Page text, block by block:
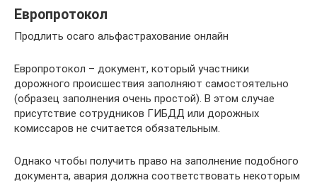
Европротокол
Продлить осаго альфастрахование онлайн
Европротокол – документ, который участники
дорожного происшествия заполняют самостоятельно
(образец заполнения очень простой). В этом случае
присутствие сотрудников ГИБДД или дорожных
комиссаров не считается обязательным.
Однако чтобы получить право на заполнение подобного
документа, авария должна соответствовать некоторым